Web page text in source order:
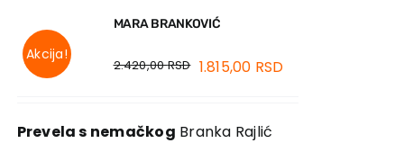
Akcija!
MARA BRANKOVIĆ
2.420,00RSD 1.815,00 RSD
Prevela s nemačkog Branka Rajlić